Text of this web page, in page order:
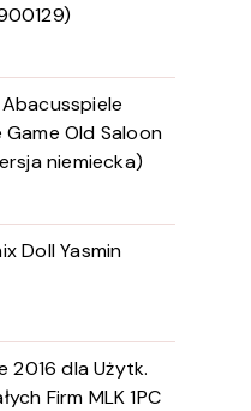
Game Old Saloon
niemiecka)
Doll Yasmin
2016 dla Użytk.
Firm MLK 1PC